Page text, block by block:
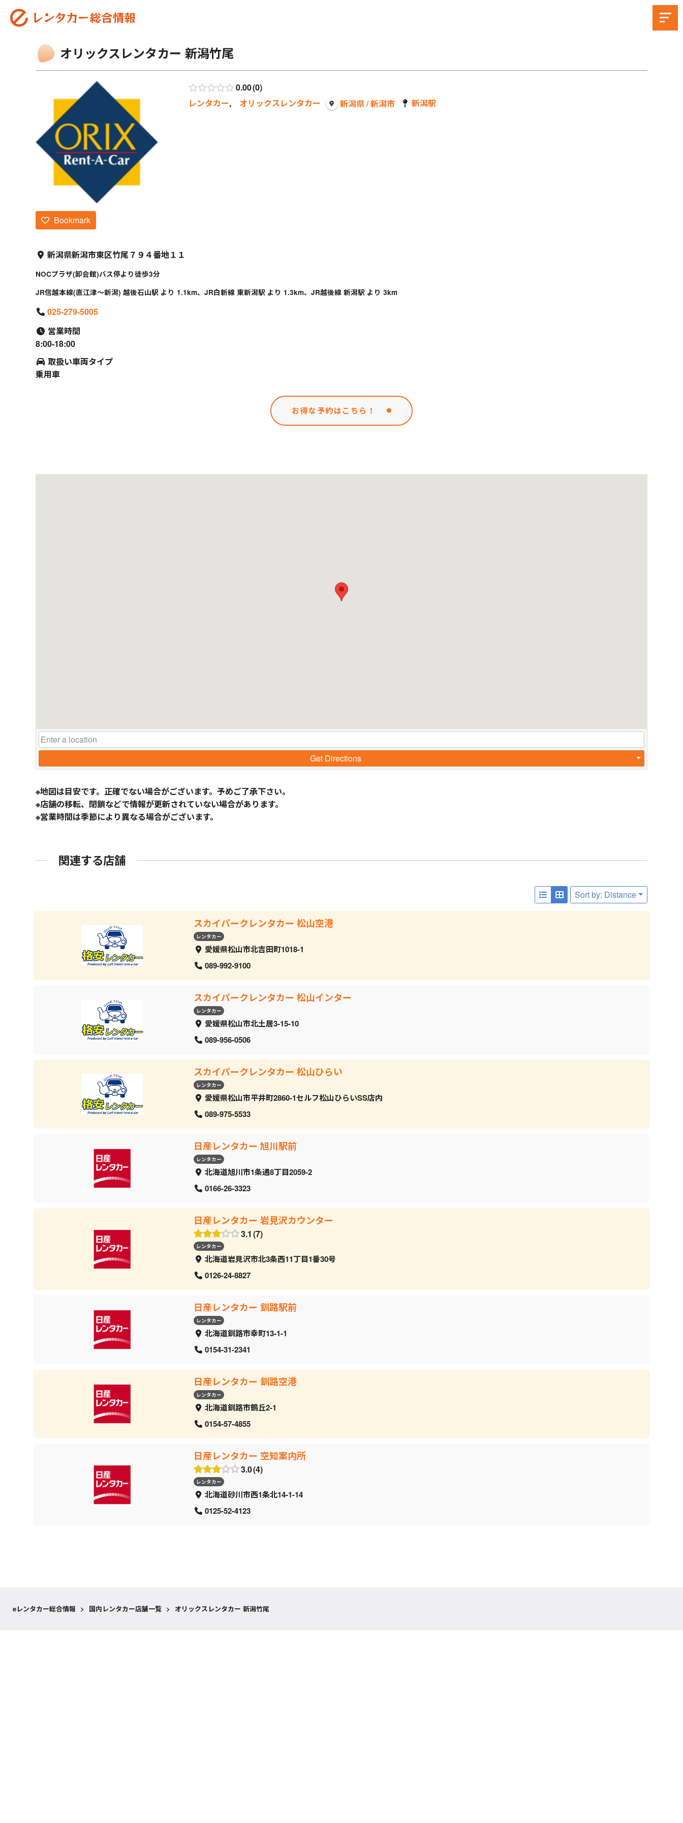
オリックスレンタカー 新潟竹尾
0.00 0
レンタカー, オリックスレンタカー 新潟県 / 新潟市 新潟駅
Bookmark
新潟県新潟市東区竹尾７９４番地１１
NOCプラザ(卸会館)バス停より徒歩3分
JR信越本線(直江津～新潟) 越後石山駅 より 1.1km、JR白新線 東新潟駅 より 1.3km、JR越後線 新潟駅 より 3km
025-279-5005
営業時間
8:00-18:00
取扱い車両タイプ
乗用車
お得な予約はこちら！
Get Directions
※地図は目安です。正確でない場合がございます。予めご了承下さい。
※店舗の移転、閉鎖などで情報が更新されていない場合があります。
※営業時間は季節により異なる場合がございます。
関連する店舗
Sort by: Distance
スカイパークレンタカー 松山空港
レンタカー
愛媛県松山市北吉田町1018-1
089-992-9100
スカイパークレンタカー 松山インター
レンタカー
愛媛県松山市北土居3-15-10
089-956-0506
スカイパークレンタカー 松山ひらい
レンタカー
愛媛県松山市平井町2860-1セルフ松山ひらいSS店内
089-975-5533
日産レンタカー 旭川駅前
レンタカー
北海道旭川市1条通8丁目2059‐2
0166-26-3323
日産レンタカー 岩見沢カウンター
3.1 7
レンタカー
北海道岩見沢市北3条西11丁目1番30号
0126-24-8827
日産レンタカー 釧路駅前
レンタカー
北海道釧路市幸町13-1-1
0154-31-2341
日産レンタカー 釧路空港
レンタカー
北海道釧路市鶴丘2-1
0154-57-4855
日産レンタカー 空知案内所
3.0 4
レンタカー
北海道砂川市西1条北14-1-14
0125-52-4123
eレンタカー総合情報 > 国内レンタカー店舗一覧 > オリックスレンタカー 新潟竹尾